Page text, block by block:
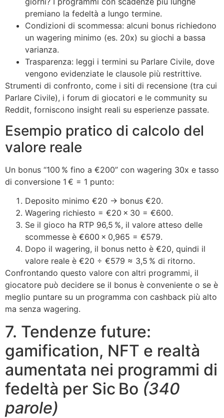
premiano la fedeltà a lungo termine.
Condizioni di scommessa: alcuni bonus richiedono
un wagering minimo (es. 20x) su giochi a bassa
varianza.
Trasparenza: leggi i termini su Parlare Civile, dove
vengono evidenziate le clausole più restrittive.
Strumenti di confronto, come i siti di recensione (tra cui
Parlare Civile), i forum di giocatori e le community su
Reddit, forniscono insight reali su esperienze passate.
Esempio pratico di calcolo del
valore reale
Un bonus “100 % fino a €200” con wagering 30x e tasso
di conversione 1 € = 1 punto:
Deposito minimo €20 → bonus €20.
Wagering richiesto = €20 × 30 = €600.
Se il gioco ha RTP 96,5 %, il valore atteso delle
scommesse è €600 × 0,965 = €579.
Dopo il wagering, il bonus netto è €20, quindi il
valore reale è €20 ÷ €579 ≈ 3,5 % di ritorno.
Confrontando questo valore con altri programmi, il
giocatore può decidere se il bonus è conveniente o se è
meglio puntare su un programma con cashback più alto
ma senza wagering.
7. Tendenze future:
gamification, NFT e realtà
aumentata nei programmi di
fedeltà per Sic Bo (340
parole)